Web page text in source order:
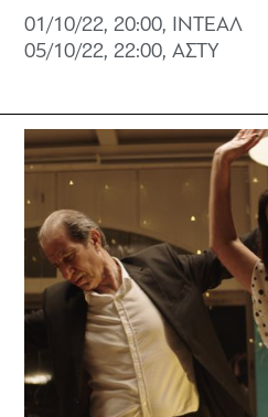
01/10/22, 20:00, ΙΝΤΕΑΛ
05/10/22, 22:00, ΑΣΤΥ